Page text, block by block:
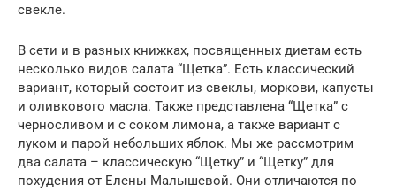
свекле.
В сети и в разных книжках, посвященных диетам есть
несколько видов салата “Щетка”. Есть классический
вариант, который состоит из свеклы, моркови, капусты
и оливкового масла. Также представлена “Щетка” с
черносливом и с соком лимона, а также вариант с
луком и парой небольших яблок. Мы же рассмотрим
два салата – классическую “Щетку” и “Щетку” для
похудения от Елены Малышевой. Они отличаются по